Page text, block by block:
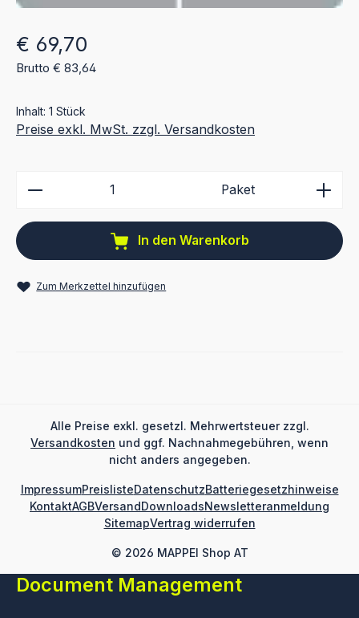
Regulärer Preis:
€ 69,70
Brutto € 83,64
Inhalt: 1 Stück
Preise exkl. MwSt. zzgl. Versandkosten
Produkt Anzahl: Gib den gewünschten Wert ein
Paket
In den Warenkorb
Zum Merkzettel hinzufügen
Alle Preise exkl. gesetzl. Mehrwertsteuer zzgl.
Versandkosten und ggf. Nachnahmegebühren, wenn
nicht anders angegeben.
© 2026 MAPPEI Shop AT
ImpressumPreislisteDatenschutzBatteriegesetzhinweise
KontaktAGBVersandDownloadsNewsletteranmeldung
SitemapVertrag widerrufen
Document Management